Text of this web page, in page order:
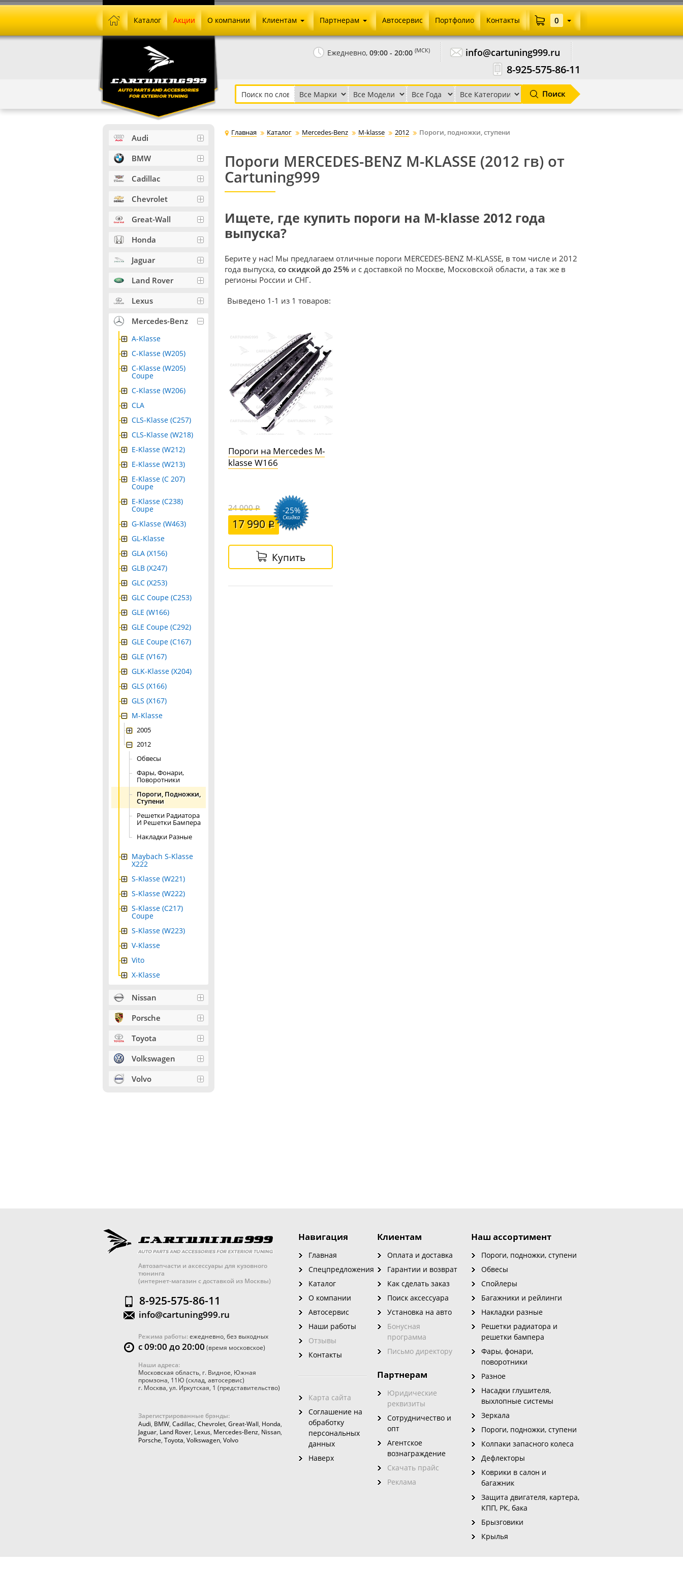
Ежедневно, 09:00 - 20:00 (МСК) info@cartuning999.ru
8-925-575-86-11
Поиск
Каталог Акции О компании Клиентам
Как сделать заказ
Установка на авто
Письмо директору
Партнерам
Агентское вознаграждение
Скачать прайс
Автосервис Портфолио Контакты 0
Главная Каталог Mercedes-Benz M-klasse 2012 Пороги, подножки, ступени
Пороги MERCEDES-BENZ M-KLASSE (2012 гв) от
Cartuning999
Ищете, где купить пороги на M-klasse 2012 года
выпуска?
Берите у нас! Мы предлагаем отличные пороги MERCEDES-BENZ M-KLASSE, в том числе и 2012
года выпуска, со скидкой до 25% и с доставкой по Москве, Московской области, а так же в
регионы России и СНГ.
Выведено 1-1 из 1 товаров:
Пороги на Mercedes M-
klasse W166
24 000
17 990
-25%
Скидка
Купить
Audi
BMW
Cadillac
Chevrolet
Great-Wall
Honda
Jaguar
Land Rover
Lexus
Mercedes-Benz
A-Klasse
C-Klasse (W205)
C-Klasse (W205)
Coupe
C-Klasse (W206)
CLA
CLS-Klasse (C257)
CLS-Klasse (W218)
E-Klasse (W212)
E-Klasse (W213)
E-Klasse (C 207)
Coupe
E-Klasse (C238)
Coupe
G-Klasse (W463)
GL-Klasse
GLA (X156)
GLB (X247)
GLC (X253)
GLC Coupe (C253)
GLE (W166)
GLE Coupe (C292)
GLE Coupe (C167)
GLE (V167)
GLK-Klasse (X204)
GLS (X166)
GLS (X167)
M-Klasse
2005
2012
Обвесы
Фары, Фонари,
Поворотники
Пороги, Подножки,
Ступени
Решетки Радиатора
И Решетки Бампера
Накладки Разные
Maybach S-Klasse
X222
S-Klasse (W221)
S-Klasse (W222)
S-Klasse (C217)
Coupe
S-Klasse (W223)
V-Klasse
Vito
X-Klasse
Nissan
Porsche
Toyota
Volkswagen
Volvo
Автозапчасти и аксессуары для кузовного
тюнинга
(интернет-магазин с доставкой из Москвы)
8-925-575-86-11
info@cartuning999.ru
Режима работы:ежедневно, без выходных
с 09:00 до 20:00 (время московское)
Наши адреса:
Московская область, г. Видное, Южная
промзона, 11Ю (склад, автосервис)
г. Москва, ул. Иркутская, 1 (представительство)
Зарегистрированные брэнды:
Audi, BMW, Cadillac, Chevrolet, Great-Wall, Honda,
Jaguar, Land Rover, Lexus, Mercedes-Benz, Nissan,
Porsche, Toyota, Volkswagen, Volvo
Наш ассортимент
Пороги, подножки, ступени
Обвесы
Спойлеры
Багажники и рейлинги
Накладки разные
Решетки радиатора и
решетки бампера
Фары, фонари,
поворотники
Разное
Насадки глушителя,
выхлопные системы
Зеркала
Пороги, подножки, ступени
Колпаки запасного колеса
Дефлекторы
Коврики в салон и
багажник
Защита двигателя, картера,
КПП, РК, бака
Брызговики
Крылья
Навигация
Главная
Спецпредложения
Каталог
О компании
Автосервис
Наши работы
Отзывы
Контакты
Карта сайта
Соглашение на
обработку
персональных
данных
Наверх
Клиентам
Оплата и доставка
Гарантии и возврат
Как сделать заказ
Поиск аксессуара
Установка на авто
Бонусная
программа
Письмо директору
Партнерам
Юридические
реквизиты
Сотрудничество и
опт
Агентское
вознаграждение
Скачать прайс
Реклама